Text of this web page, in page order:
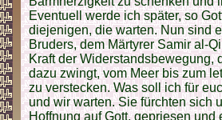
Eventuell werde ich später, so
diejenigen, die warten. Nun sind
Bruders, dem Märtyrer Samir al-
Kraft der Widerstandsbewegung,
dazu zwingt, vom Meer bis zum
zu verstecken. Was soll ich für
und wir warten. Sie fürchten sich
Hoffnung auf Gott, gepriesen und